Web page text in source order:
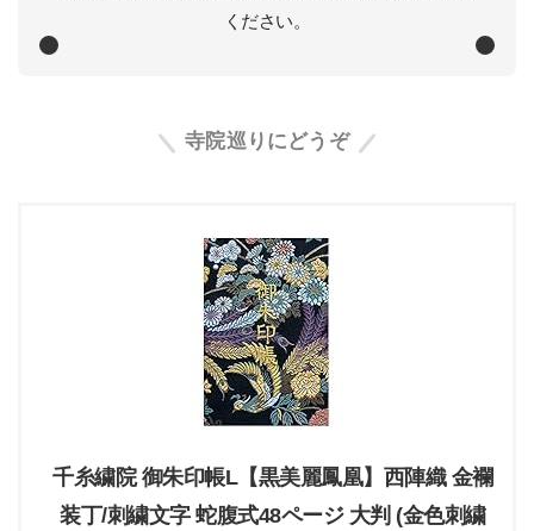
ください。
寺院巡りにどうぞ
千糸繍院 御朱印帳L【黒美麗鳳凰】西陣織 金襴
装丁/刺繍文字 蛇腹式48ページ 大判 (金色刺繍